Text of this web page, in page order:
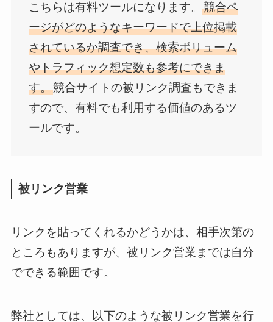
こちらは有料ツールになります。競合ペ
ージがどのようなキーワードで上位掲載
されているか調査でき、検索ボリューム
やトラフィック想定数も参考にできま
す。競合サイトの被リンク調査もできま
すので、有料でも利用する価値のあるツ
ールです。
被リンク営業
リンクを貼ってくれるかどうかは、相手次第の
ところもありますが、被リンク営業までは自分
でできる範囲です。
弊社としては、以下のような被リンク営業を行